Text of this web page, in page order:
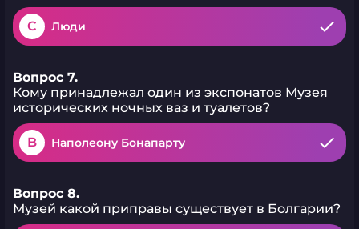
C Люди
Вопрос 7.
Кому принадлежал один из экспонатов Музея
исторических ночных ваз и туалетов?
B Наполеону Бонапарту
Вопрос 8.
Музей какой приправы существует в Болгарии?